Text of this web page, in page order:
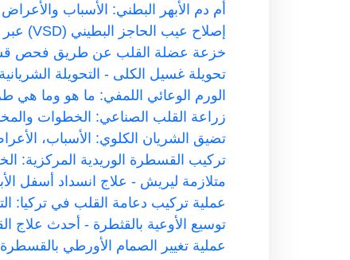
أم دم الأبهر البطني: الأسباب
إصلاح عيب الحاجز البطيني (VSD) عبر القسطرة
خزعة عضلة القلب عن طريق فحص
تحويلة غسيل الكلى - التحويلة
الورم الوعائي اللمفي: ما هو وما هي
زراعة القلب الصناعي: الخطوات
تضيق الشريان الكلوي: الأسباب،
تركيب القسطرة الوريدية المركزية:
متلازمة ليريش - علاج انسداد أسفل
عملية تركيب دعامة القلب في تركيا:
توسيع الأوعية بالقثطرة - أحدث علاج
عملية تغيير الصمام الأورطي